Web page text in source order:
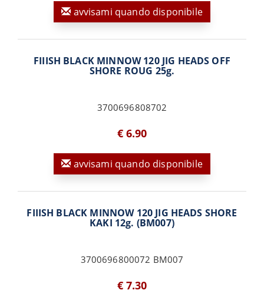
avvisami quando disponibile
FIIISH BLACK MINNOW 120 JIG HEADS OFF
SHORE ROUG 25g.
3700696808702
€ 6.90
avvisami quando disponibile
FIIISH BLACK MINNOW 120 JIG HEADS SHORE
KAKI 12g. (BM007)
3700696800072 BM007
€ 7.30